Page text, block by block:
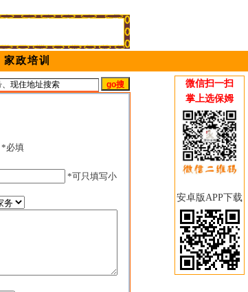
家政培训
*必填
*可只填写小
微信扫一扫
掌上选保姆
安卓版APP下载